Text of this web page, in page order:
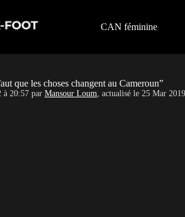
CAN féminine
que les choses changent au Cameroun”
à 20:57 par Mansour Loum, actualisé le 25 Mar